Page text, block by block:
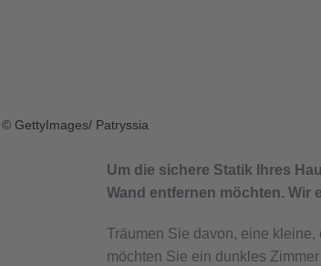
© GettyImages/ Patryssia
Um die sichere Statik Ihres
Wand entfernen möchten. Wir
Träumen Sie davon, eine
möchten Sie ein dunkles